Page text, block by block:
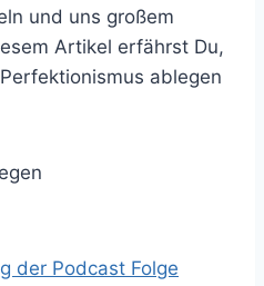
und uns großem
Artikel erfährst Du,
ablegen
der Podcast Folge